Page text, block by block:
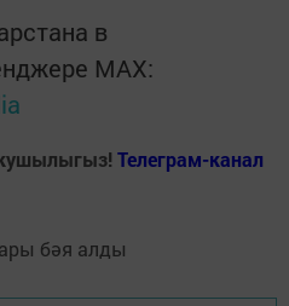
в
MАХ:
кушылыгыз! Телеграм-канал